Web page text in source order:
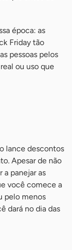
época: as
Friday tão
pessoas pelos
ou uso que
lance descontos
Apesar de não
panejar as
você comece a
pelo menos
dará no dia das